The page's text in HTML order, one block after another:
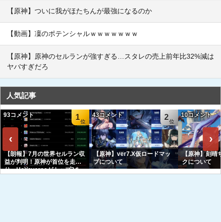
【原神】ついに我がほたちんが最強になるのか
【動画】凜のポテンシャルｗｗｗｗｗｗｗ
【原神】原神のセルランが強すぎる…スタレの売上前年比32%減は
ヤバすぎだろ
人気記事
‹
1
93コメント
【朗報】7月の世界セルラン収
益が判明！原神が首位を走
り、HoYoverseがトップ3を
2
43コメント
【原神】ver7.X仮ロードマッ
プについて
10コメント
【原神】刻
クについて
›